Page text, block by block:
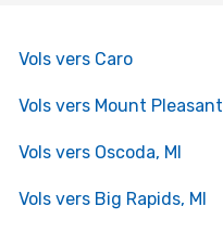
Vols vers Caro
Vols vers Mount Pleasant
Vols vers Oscoda, MI
Vols vers Big Rapids, MI